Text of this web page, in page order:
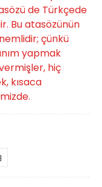
de Türkçede
Bu atasözünün
çünkü
yapmak
hiç
kısaca